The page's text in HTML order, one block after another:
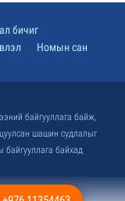
бичиг
Номын сан
байгууллага байж,
шашин судлалыг
байгууллага байхад